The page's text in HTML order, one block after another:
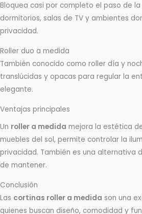
Bloquea casi por completo el paso de la
dormitorios, salas de TV y ambientes
privacidad.
Roller duo a medida
También conocido como roller día y
translúcidas y opacas para regular la
elegante.
Ventajas principales
Un roller a medida mejora la estética
muebles del sol, permite controlar la
privacidad. También es una alternativa
de mantener.
Conclusión
Las cortinas roller a medida son una
quienes buscan diseño, comodidad y